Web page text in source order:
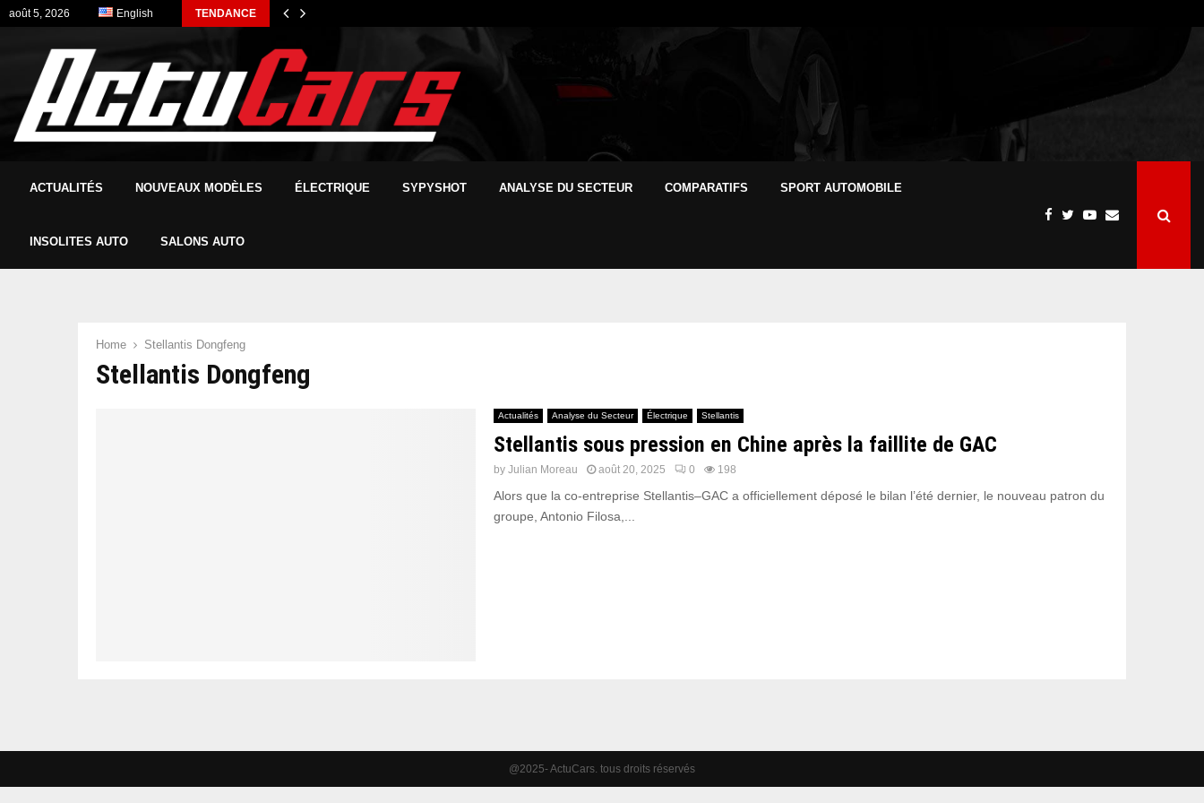
août 5, 2026 English TENDANCE
ACTUALITÉS NOUVEAUX MODÈLES ÉLECTRIQUE SYPYSHOT ANALYSE DU SECTEUR COMPARATIFS SPORT AUTOMOBILE
INSOLITES AUTO SALONS AUTO
Home Stellantis Dongfeng
Stellantis Dongfeng
Actualités Analyse du Secteur Électrique Stellantis
Stellantis sous pression en Chine après la faillite de GAC
by Julian Moreau août 20, 2025 0 198
Alors que la co-entreprise Stellantis–GAC a officiellement déposé le bilan l’été dernier, le nouveau patron du
groupe, Antonio Filosa,...
@2025- ActuCars. tous droits réservés